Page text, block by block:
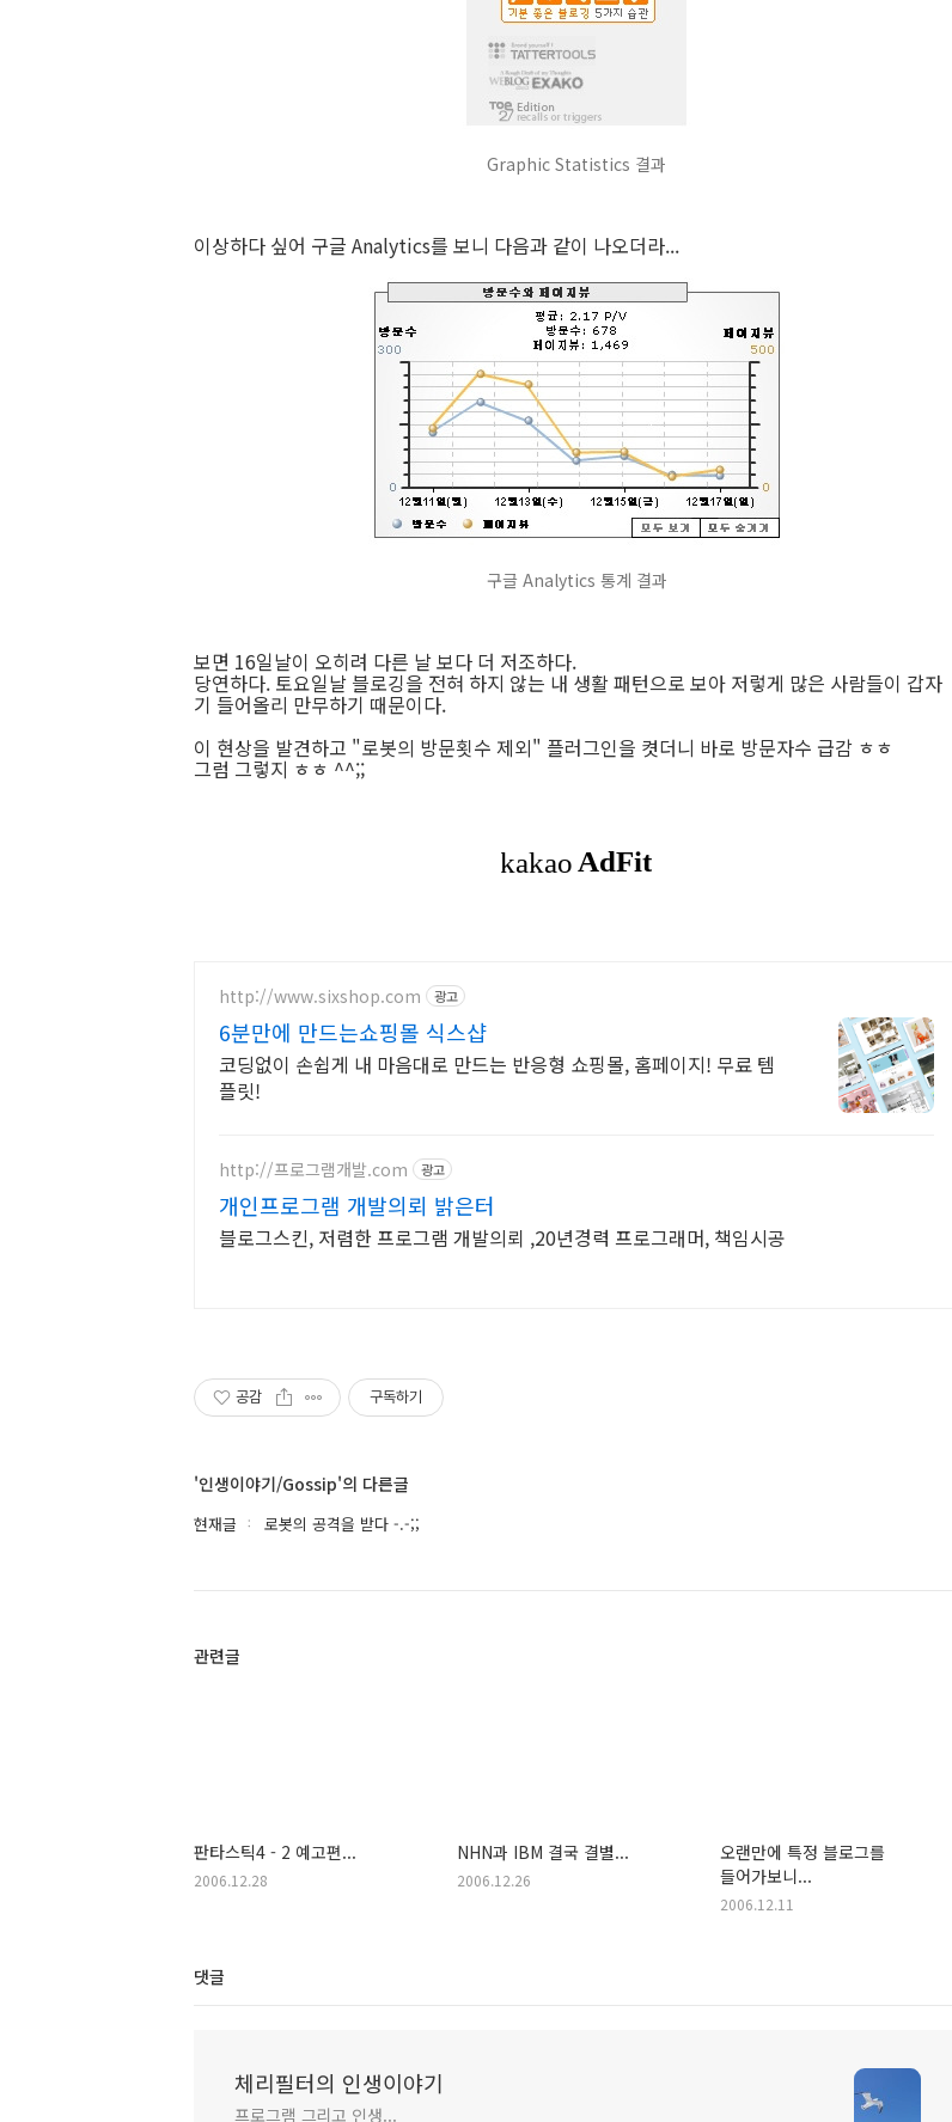
Graphic Statistics 결과
이상하다 싶어 구글 Analytics를 보니 다음과 같이 나오더라...
구글 Analytics 통계 결과
보면 16일날이 오히려 다른 날 보다 더 저조하다.
당연하다. 토요일날 블로깅을 전혀 하지 않는 내 생활 패턴으로 보아 저렇게 많은 사람들이 갑자
기 들어올리 만무하기 때문이다.
이 현상을 발견하고 "로봇의 방문횟수 제외" 플러그인을 켯더니 바로 방문자수 급감 ㅎㅎ
그럼 그렇지 ㅎㅎ ^^;;
http://www.sixshop.com 광고
6분만에 만드는쇼핑몰 식스샵
코딩없이 손쉽게 내 마음대로 만드는 반응형 쇼핑몰, 홈페이지! 무료 템
플릿!
http://프로그램개발.com 광고
개인프로그램 개발의뢰 밝은터
블로그스킨, 저렴한 프로그램 개발의뢰 ,20년경력 프로그래머, 책임시공
공감 구독하기
'인생이야기/Gossip'의 다른글
현재글 로봇의 공격을 받다 -.-;;
관련글
판타스틱4 - 2 예고편...
2006.12.28
NHN과 IBM 결국 결별...
2006.12.26
오랜만에 특정 블로그를
들어가보니...
2006.12.11
댓글
체리필터의 인생이야기
프로그램 그리고 인생...